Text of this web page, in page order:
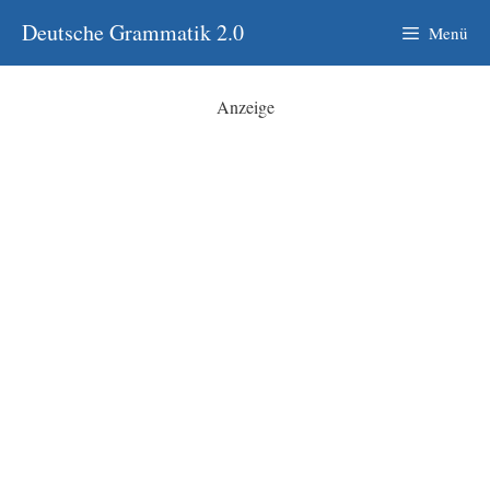
Inhalt
springen
Deutsche Grammatik 2.0 Menü
Anzeige